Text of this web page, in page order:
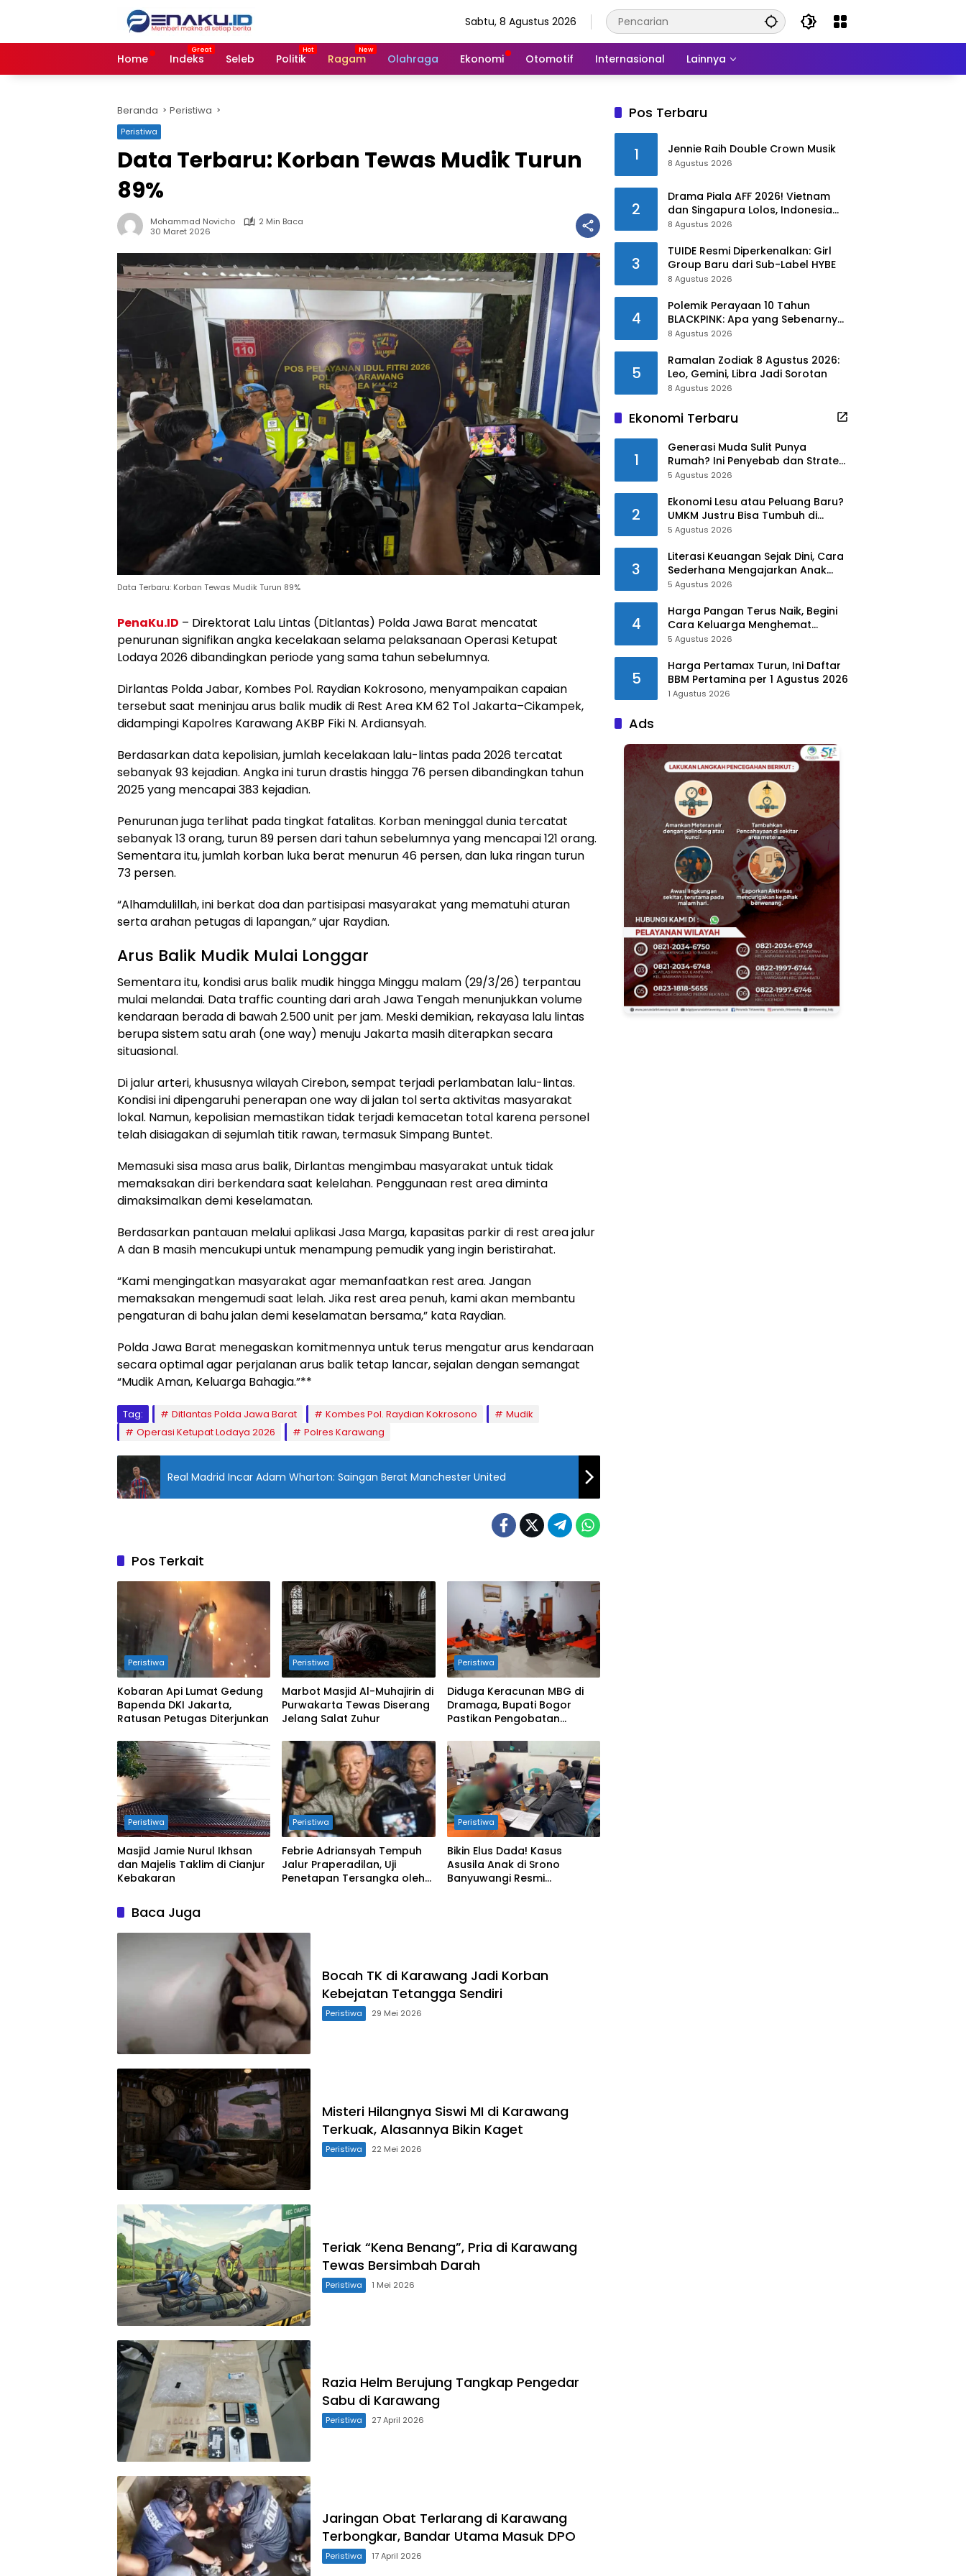
Sabtu, 8 Agustus 2026
Home Indeks Seleb Politik Ragam Olahraga Ekonomi Otomotif Internasional Lainnya
Beranda Peristiwa
Peristiwa
Data Terbaru: Korban Tewas Mudik Turun
89%
Mohammad Novicho
2 Min Baca
30 Maret 2026
Data Terbaru: Korban Tewas Mudik Turun 89%
PenaKu.ID – Direktorat Lalu Lintas (Ditlantas) Polda Jawa Barat mencatat
penurunan signifikan angka kecelakaan selama pelaksanaan Operasi Ketupat
Lodaya 2026 dibandingkan periode yang sama tahun sebelumnya.
Dirlantas Polda Jabar, Kombes Pol. Raydian Kokrosono, menyampaikan capaian
tersebut saat meninjau arus balik mudik di Rest Area KM 62 Tol Jakarta–Cikampek,
didampingi Kapolres Karawang AKBP Fiki N. Ardiansyah.
Berdasarkan data kepolisian, jumlah kecelakaan lalu-lintas pada 2026 tercatat
sebanyak 93 kejadian. Angka ini turun drastis hingga 76 persen dibandingkan tahun
2025 yang mencapai 383 kejadian.
Penurunan juga terlihat pada tingkat fatalitas. Korban meninggal dunia tercatat
sebanyak 13 orang, turun 89 persen dari tahun sebelumnya yang mencapai 121 orang.
Sementara itu, jumlah korban luka berat menurun 46 persen, dan luka ringan turun
73 persen.
“Alhamdulillah, ini berkat doa dan partisipasi masyarakat yang mematuhi aturan
serta arahan petugas di lapangan,” ujar Raydian.
Arus Balik Mudik Mulai Longgar
Sementara itu, kondisi arus balik mudik hingga Minggu malam (29/3/26) terpantau
mulai melandai. Data traffic counting dari arah Jawa Tengah menunjukkan volume
kendaraan berada di bawah 2.500 unit per jam. Meski demikian, rekayasa lalu lintas
berupa sistem satu arah (one way) menuju Jakarta masih diterapkan secara
situasional.
Di jalur arteri, khususnya wilayah Cirebon, sempat terjadi perlambatan lalu-lintas.
Kondisi ini dipengaruhi penerapan one way di jalan tol serta aktivitas masyarakat
lokal. Namun, kepolisian memastikan tidak terjadi kemacetan total karena personel
telah disiagakan di sejumlah titik rawan, termasuk Simpang Buntet.
Memasuki sisa masa arus balik, Dirlantas mengimbau masyarakat untuk tidak
memaksakan diri berkendara saat kelelahan. Penggunaan rest area diminta
dimaksimalkan demi keselamatan.
Berdasarkan pantauan melalui aplikasi Jasa Marga, kapasitas parkir di rest area jalur
A dan B masih mencukupi untuk menampung pemudik yang ingin beristirahat.
“Kami mengingatkan masyarakat agar memanfaatkan rest area. Jangan
memaksakan mengemudi saat lelah. Jika rest area penuh, kami akan membantu
pengaturan di bahu jalan demi keselamatan bersama,” kata Raydian.
Polda Jawa Barat menegaskan komitmennya untuk terus mengatur arus kendaraan
secara optimal agar perjalanan arus balik tetap lancar, sejalan dengan semangat
“Mudik Aman, Keluarga Bahagia.”**
Tag: Ditlantas Polda Jawa Barat Kombes Pol. Raydian Kokrosono
Mudik
Operasi Ketupat Lodaya 2026
Polres Karawang
Real Madrid Incar Adam Wharton: Saingan Berat Manchester United
Pos Terkait
Peristiwa
Kobaran Api Lumat Gedung
Bapenda DKI Jakarta,
Ratusan Petugas Diterjunkan
Peristiwa
Marbot Masjid Al-Muhajirin di
Purwakarta Tewas Diserang
Jelang Salat Zuhur
Peristiwa
Diduga Keracunan MBG di
Dramaga, Bupati Bogor
Pastikan Pengobatan
Peristiwa
Masjid Jamie Nurul Ikhsan
dan Majelis Taklim di Cianjur
Kebakaran
Peristiwa
Febrie Adriansyah Tempuh
Jalur Praperadilan, Uji
Penetapan Tersangka oleh
Peristiwa
Bikin Elus Dada! Kasus
Asusila Anak di Srono
Banyuwangi Resmi
Baca Juga
Bocah TK di Karawang Jadi Korban
Kebejatan Tetangga Sendiri
Peristiwa 29 Mei 2026
Misteri Hilangnya Siswi MI di Karawang
Terkuak, Alasannya Bikin Kaget
Peristiwa 22 Mei 2026
Teriak “Kena Benang”, Pria di Karawang
Tewas Bersimbah Darah
Peristiwa 1 Mei 2026
Razia Helm Berujung Tangkap Pengedar
Sabu di Karawang
Peristiwa 27 April 2026
Jaringan Obat Terlarang di Karawang
Terbongkar, Bandar Utama Masuk DPO
Peristiwa 17 April 2026
Pos Terbaru
1 Jennie Raih Double Crown Musik
8 Agustus 2026
2
Drama Piala AFF 2026! Vietnam
dan Singapura Lolos, Indonesia
Harus Tersingkir
8 Agustus 2026
3
TUIDE Resmi Diperkenalkan: Girl
Group Baru dari Sub-Label HYBE
8 Agustus 2026
4
Polemik Perayaan 10 Tahun
BLACKPINK: Apa yang Sebenarnya
Terjadi?
8 Agustus 2026
5
Ramalan Zodiak 8 Agustus 2026:
Leo, Gemini, Libra Jadi Sorotan
8 Agustus 2026
Ekonomi Terbaru
1
Generasi Muda Sulit Punya
Rumah? Ini Penyebab dan Strategi
Mengatasinya
5 Agustus 2026
2
Ekonomi Lesu atau Peluang Baru?
UMKM Justru Bisa Tumbuh di
Tengah Ketidakpastian
5 Agustus 2026
3
Literasi Keuangan Sejak Dini, Cara
Sederhana Mengajarkan Anak
Mengelola Uang
5 Agustus 2026
4
Harga Pangan Terus Naik, Begini
Cara Keluarga Menghemat
Belanja
5 Agustus 2026
5
Harga Pertamax Turun, Ini Daftar
BBM Pertamina per 1 Agustus 2026
1 Agustus 2026
Ads